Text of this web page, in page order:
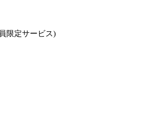
限定サービス)